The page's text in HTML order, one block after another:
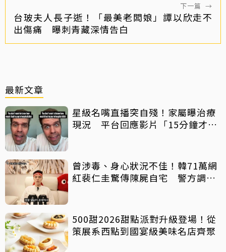
下一篇 →
台玻夫人長子逝！「最美老闆娘」譚以欣走不
出傷痛 曝刺青藏深情告白
最新文章
星級名嘴直播突自殘！家屬曝治療
現況 平台回應影片「15分鐘才下
曾涉毒、身心狀況不佳！韓71萬網
紅裴仁圭驚傳陳屍自宅 警方調查
500甜2026甜點派對升級登場！從
策展系西點到國宴級美味名店齊聚